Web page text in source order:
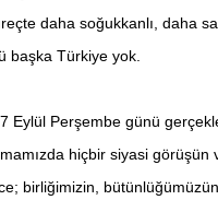
daha soğukkanlı, daha
başka Türkiye yok.
Eylül Perşembe günü
hiçbir siyasi
birliğimizin, bütünlüğümüzün